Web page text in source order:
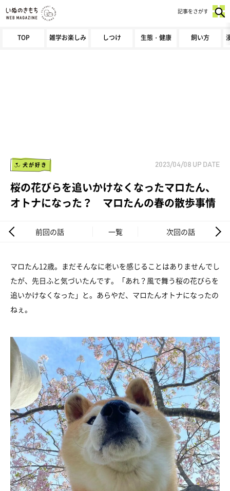
TOP 雑学お楽しみ しつけ 生態・健康 飼い方
記事をさがす
犬が好き 2023/04/08 UP DATE
桜の花びらを追いかけなくなったマロたん、
オトナになった？ マロたんの春の散歩事情
前回の話 一覧 次回の話
マロたん12歳。まだそんなに老いを感じることはありませんでし
たが、先日ふと気づいたんです。「あれ？風で舞う桜の花びらを
追いかけなくなった」と。あらやだ、マロたんオトナになったの
ねぇ。